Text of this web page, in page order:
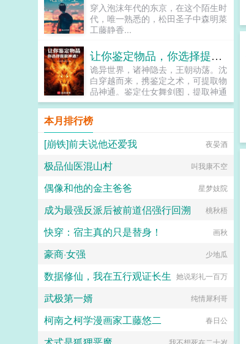
一定要搞这么五毒俱全的角色？写不
出来东西找个班上吧。还是读者
CMD，祖神，我可真该死啊！第四
的一般，但我改得还行吧？系统你知
道什么叫边缘角色吗？人气大爆角色
算什么边缘角色啊！！！TIPS12100
存稿箱吐章节，偶尔抽空改错字2警
惕祖哥感情牌，他是个狠人3wb短不
拉揪，随机掉落祖哥CG4论坛都会标
注发言时间，精确到秒，有用5是想
简单尝试各种题材的产物，专栏预收
有各个题材，收收菜呗w...
穿入泡沫年代的东京，在这个陌生时
代，唯一熟悉的，松田圣子中森明菜
工藤静香...
让你鉴定物品，你选择提取神通？
诡异世界，诸神隐去，王朝动荡。沈
白穿越而来，携鉴定之术，可提取物
品神通。鉴定仕女舞剑图，提取神通
舞剑术鉴定染血佛珠，提取神通金刚
拳鉴定残破将军塑像，提取神通穿杨
箭染血塑像，借寿槐树，报恩狐女当
沈白携万千神通降临时，身后是数不
尽的诡异残骸。屈指一弹，便是白气
怎么把我当成诡异了，我真不是诡异
本月排行榜
[崩铁]前夫说他还爱我
夜晏酒
极品仙医混山村 叫我康不空
偶像和他的金主爸爸 星梦妓院
成为最强反派后被前道侣强行回溯 桃秋梧
快穿：宿主真的只是替身！ 画秋
豪商·女强 少地瓜
数据修仙，我在五行观证长生 她说彩礼一百万
武极第一婿 纯情犀利哥
柯南之柯学漫画家工藤悠二 春日公
我不想死在二十岁